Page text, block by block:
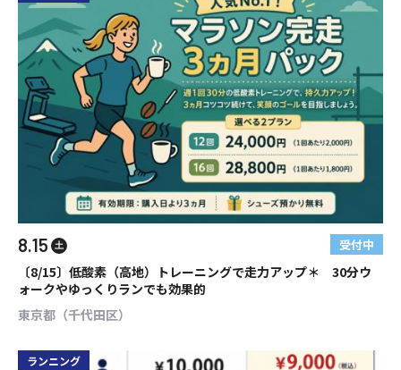
8.15 土 受付中
〔8/15〕低酸素（高地）トレーニングで走力アップ＊ 30分ウ
ォークやゆっくりランでも効果的
東京都（千代田区）
ランニング